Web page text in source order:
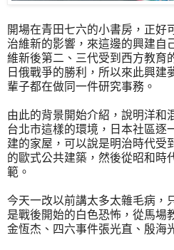
開場在青田七六的小書房，正好
治維新的影響，來這邊的興建自
維新後第二、三代受到西方教育
日俄戰爭的勝利，所以來此興建
輩子都在做同一件研究事務。
由此的背景開始介紹，說明洋和
台北市這樣的環境，日本社區逐
建的家屋，可以說是明治時代受
的歐式公共建築，然後從昭和時
範。
今天一改以前講太多太雜毛病，
是戰後開始的白色恐怖，從馬場
金恆杰、四六事件張光直、殷海